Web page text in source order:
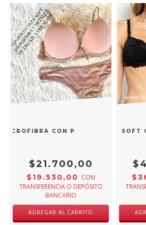
CON PUNTILLA Y
$21.700,00
$19.530,00 CON
TRANSFERENCIA O DEPÓSITO
BANCARIO
AGREGAR AL CARRITO
COSSY CORPIÑO TAZA SOFT